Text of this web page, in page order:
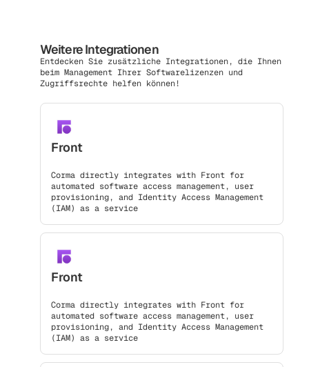
Weitere Integrationen
Entdecken Sie zusätzliche Integrationen, die Ihnen
beim Management Ihrer Softwarelizenzen und
Zugriffsrechte helfen können!
Front
Corma directly integrates with Front for
automated software access management, user
provisioning, and Identity Access Management
(IAM) as a service
Front
Corma directly integrates with Front for
automated software access management, user
provisioning, and Identity Access Management
(IAM) as a service